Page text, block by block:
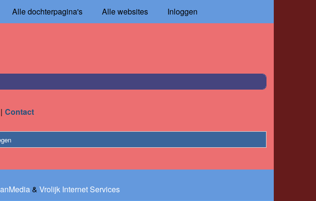
Alle dochterpagina's Alle websites Inloggen
Contact
& Vrolijk Internet Services